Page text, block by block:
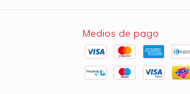
Medios de pago